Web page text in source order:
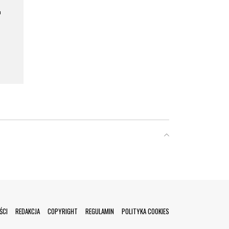
REDAKCJA COPYRIGHT REGULAMIN POLITYKA COOKIES